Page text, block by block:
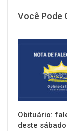
Você Pode
Obituário:
deste